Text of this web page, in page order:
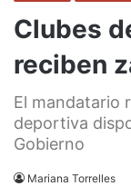
Clubes
reciben
El mandatario
deportiva
Gobierno
Mariana Torrelles